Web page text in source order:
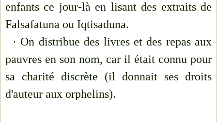
enfants ce jour-là en lisant des extraits de
Falsafatuna ou Iqtisaduna.
· On distribue des livres et des repas aux
pauvres en son nom, car il était connu pour
sa charité discrète (il donnait ses droits
d'auteur aux orphelins).